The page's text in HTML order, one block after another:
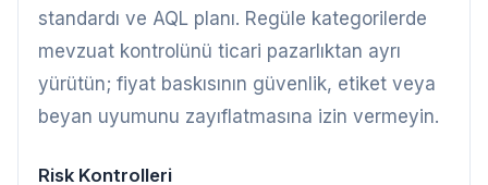
standardı ve AQL planı. Regüle kategorilerde
mevzuat kontrolünü ticari pazarlıktan ayrı
yürütün; fiyat baskısının güvenlik, etiket veya
beyan uyumunu zayıflatmasına izin vermeyin.
Risk Kontrolleri